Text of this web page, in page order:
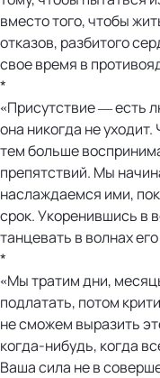
вместо того, чтобы
отказов, разбитого
свое время в
*
«Присутствие — есть
она никогда не
тем больше
препятствий. Мы
наслаждаемся ими,
срок. Укоренившись в
танцевать в волнах
*
«Мы тратим дни,
подлатать, потом
не сможем выразить
когда-нибудь, когда
Ваша сила не в